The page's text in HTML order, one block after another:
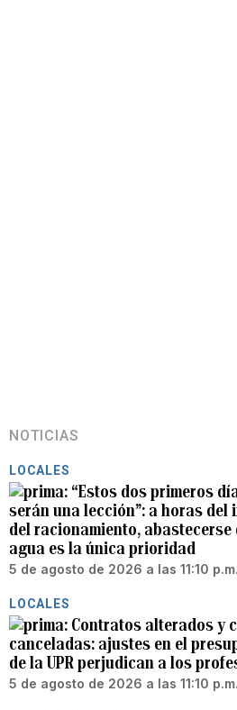
NOTICIAS
LOCALES
“Estos dos primeros
serán una lección”: a horas del
del racionamiento, abastecerse
agua es la única prioridad
5 de agosto de 2026 a las 11:10 p.m.
LOCALES
Contratos alterados y
canceladas: ajustes en el
de la UPR perjudican a los
5 de agosto de 2026 a las 11:10 p.m.